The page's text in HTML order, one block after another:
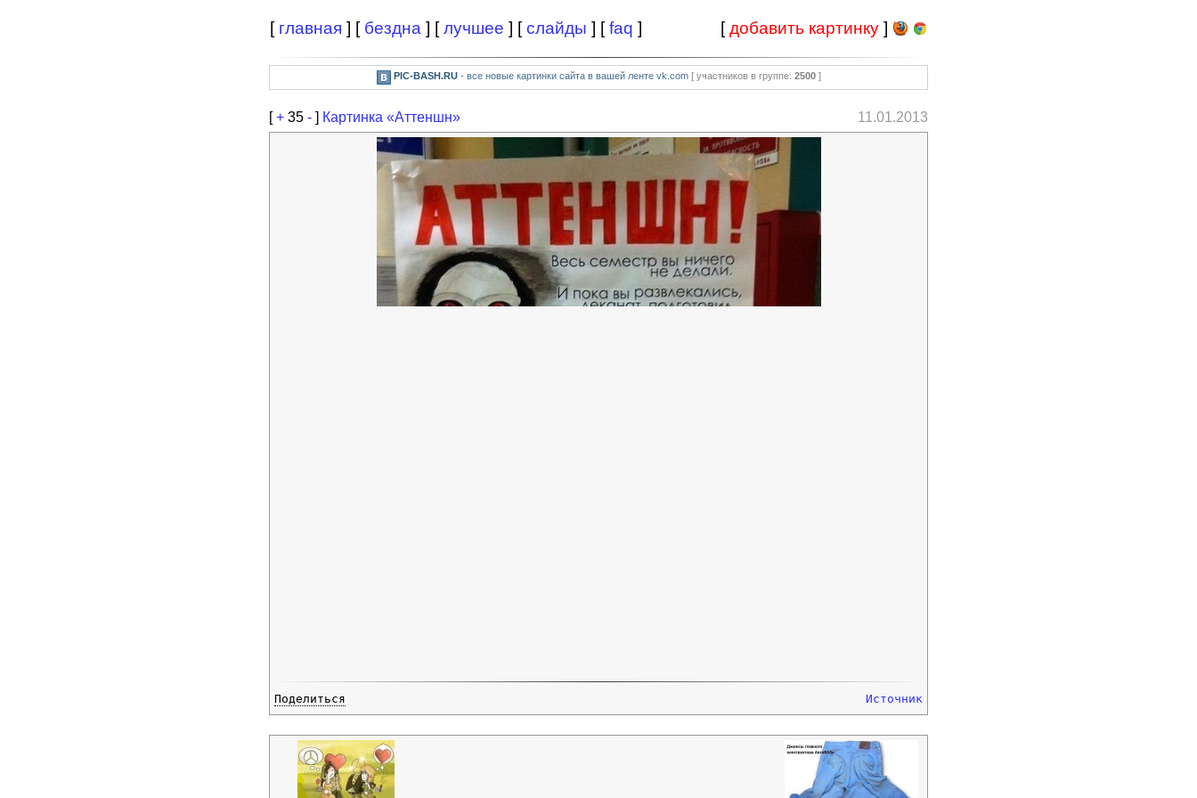
[ главная ] [ бездна ] [лучшее ] [слайды ] [faq ] [добавить картинку ]
PIC-BASH.RU- все новые картинки сайта в вашей ленте vk.com [ участников в группе: 2500]
[+ 35 - ] Картинка «Аттеншн» 11.01.2013
Источник
Поделиться